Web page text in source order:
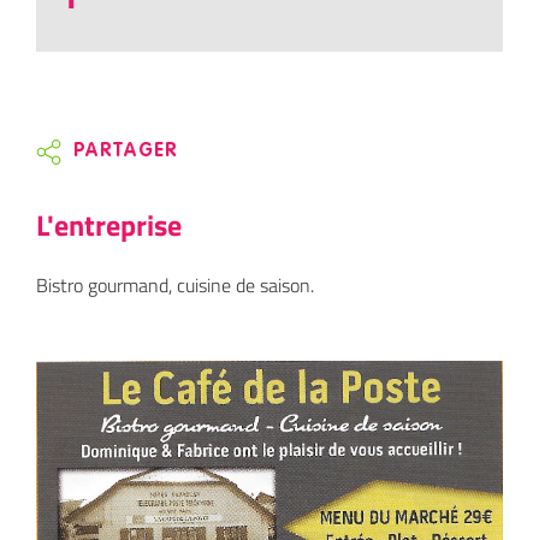
PARTAGER
L'entreprise
Bistro gourmand, cuisine de saison.